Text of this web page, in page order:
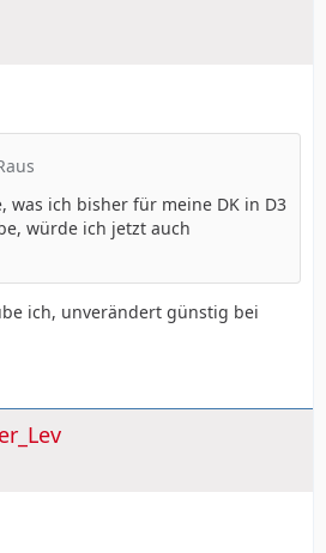
was ich bisher für meine DK in D3
würde ich jetzt auch
ich, unverändert günstig bei